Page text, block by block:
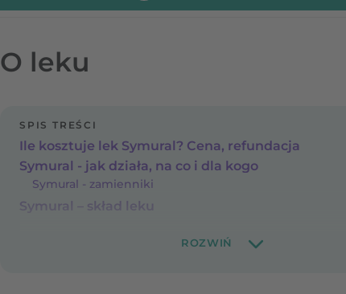
O leku
SPIS TREŚCI
Ile kosztuje lek Symural? Cena, refundacja
Symural - jak działa, na co i dla kogo
Symural - zamienniki
Symural – skład leku